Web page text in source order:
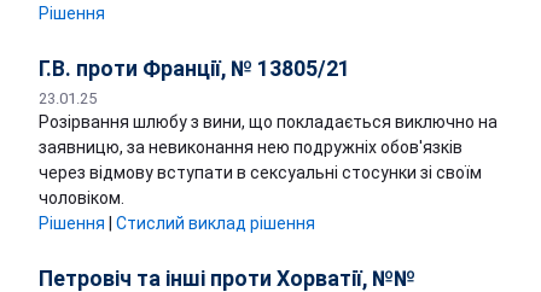
Рішення
Г.В. проти Франції, № 13805/21
23.01.25
Розірвання шлюбу з вини, що покладається виключно на
заявницю, за невиконання нею подружніх обов'язків
через відмову вступати в сексуальні стосунки зі своїм
чоловіком.
Рішення
Стислий виклад рішення
Петровіч та інші проти Хорватії, №№